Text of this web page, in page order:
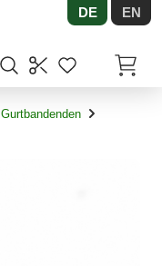
DE EN
Gurtbandenden